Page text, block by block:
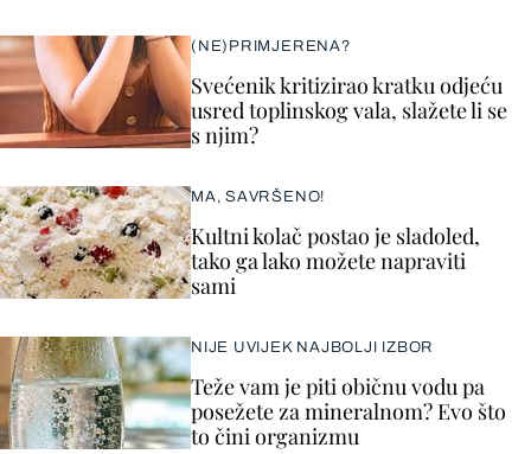
(NE)PRIMJERENA?
Svećenik kritizirao kratku odjeću
usred toplinskog vala, slažete li se
s njim?
MA, SAVRŠENO!
Kultni kolač postao je sladoled,
tako ga lako možete napraviti
sami
NIJE UVIJEK NAJBOLJI IZBOR
Teže vam je piti običnu vodu pa
posežete za mineralnom? Evo što
to čini organizmu